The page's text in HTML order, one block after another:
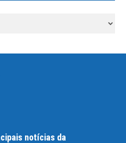
notícias da